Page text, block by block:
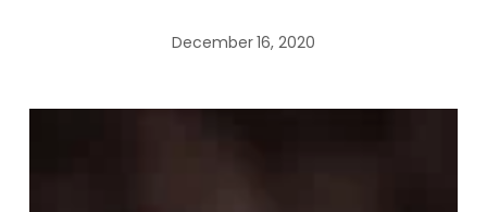
December 16, 2020